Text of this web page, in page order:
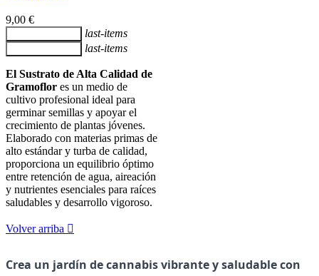
9,00 €
last-items
last-items
El Sustrato de Alta Calidad de
Gramoflor es un medio de
cultivo profesional ideal para
germinar semillas y apoyar el
crecimiento de plantas jóvenes.
Elaborado con materias primas de
alto estándar y turba de calidad,
proporciona un equilibrio óptimo
entre retención de agua, aireación
y nutrientes esenciales para raíces
saludables y desarrollo vigoroso.
Volver arriba 
Crea un jardín de cannabis vibrante y saludable con